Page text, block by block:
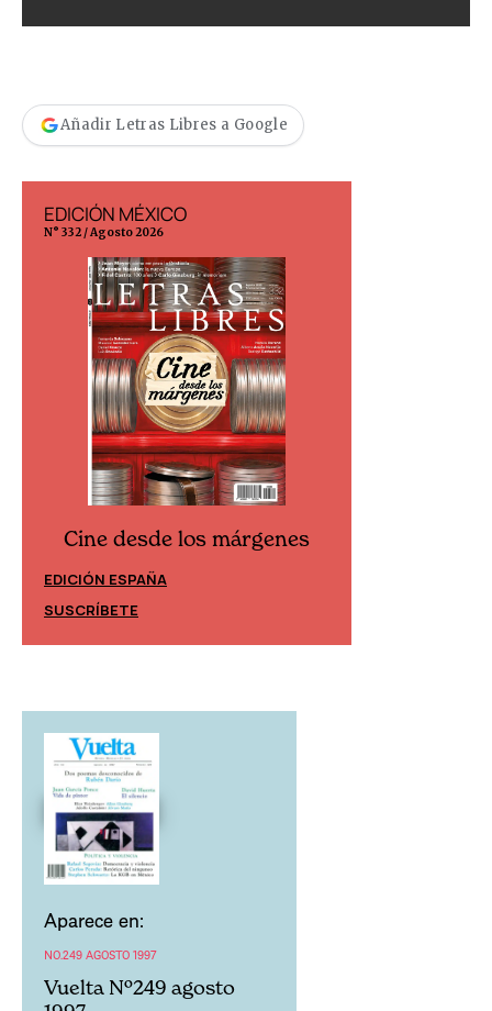
Añadir Letras Libres a Google
EDICIÓN MÉXICO
N° 332 / Agosto 2026
Cine desde los márgenes
EDICIÓN ESPAÑA
SUSCRÍBETE
Aparece en:
NO.249 AGOSTO 1997
Vuelta Nº249 agosto